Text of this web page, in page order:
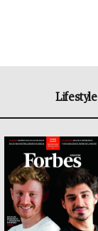
Lifestyle